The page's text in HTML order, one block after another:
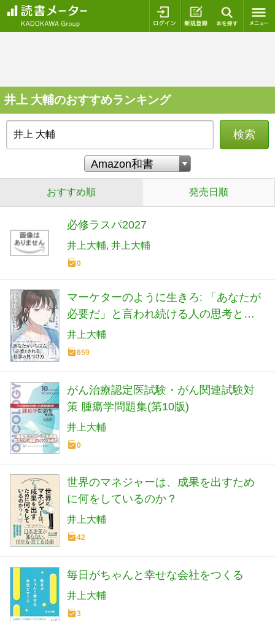
ログイン 新規登録
井上 大輔のおすすめランキング
検索
おすすめ順 発売日順
必修ラスパ2027
井上大輔 井上大輔
0
マーケターのように生きろ: 「あなたが
必要だ」と言われ続ける人の思考と行
動
井上大輔
659
がん治療認定医試験・がん関連試験対
策 腫瘍学問題集(第10版)
井上大輔
0
世界のマネジャーは、成果を出すため
に何をしているのか？
井上大輔
42
毎日がちゃんと幸せな会社をつくる
井上大輔
3